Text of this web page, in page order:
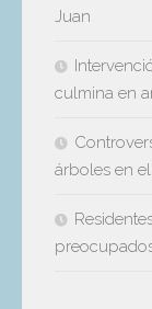
Juan
culmina en
árboles en